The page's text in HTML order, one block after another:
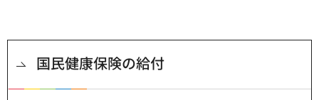
国民健康保険の給付